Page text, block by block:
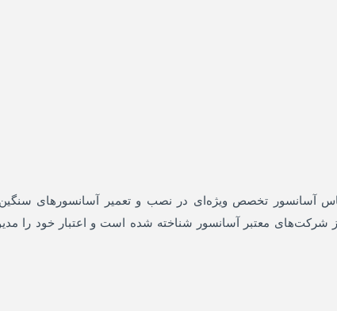
الماس آسانسور تخصص ویژه‌ای در نصب و تعمیر آسانسورهای
شرکت‌های معتبر آسانسور شناخته شده است و اعتبار خود را